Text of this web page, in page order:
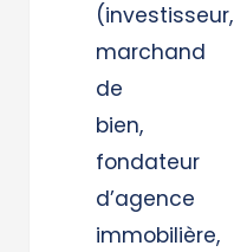
(investisseur,
marchand
de
bien,
fondateur
d’agence
immobilière,